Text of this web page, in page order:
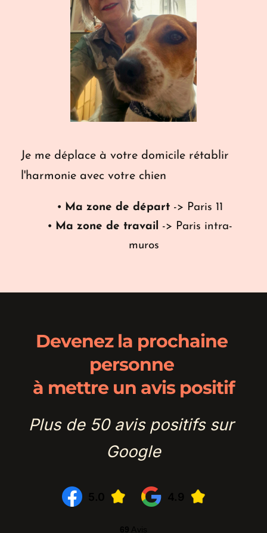
Je me déplace à votre domicile rétablir
l'harmonie avec votre chien
Ma zone de départ -> Paris 11
Ma zone de travail -> Paris intra-
muros
Devenez la prochaine
personne
à mettre un avis positif
Plus de 50 avis positifs sur
Google